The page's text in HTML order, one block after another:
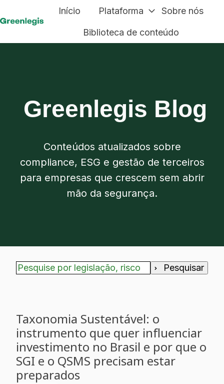
á
Início Plataforma Sobre nós
Biblioteca de conteúdo
Greenlegis Blog
Conteúdos atualizados sobre
compliance, ESG e gestão de terceiros
para empresas que crescem sem abrir
mão da segurança.
Pesquisar
Taxonomia Sustentável: o
instrumento que quer influenciar
investimento no Brasil e por que o
SGI e o QSMS precisam estar
preparados